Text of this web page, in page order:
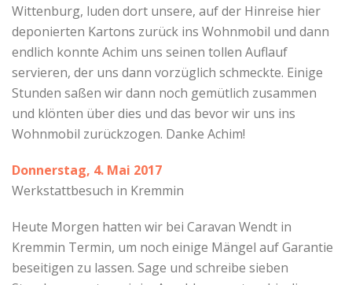
Wittenburg, luden dort unsere, auf der Hinreise hier
deponierten Kartons zurück ins Wohnmobil und dann
endlich konnte Achim uns seinen tollen Auflauf
servieren, der uns dann vorzüglich schmeckte. Einige
Stunden saßen wir dann noch gemütlich zusammen
und klönten über dies und das bevor wir uns ins
Wohnmobil zurückzogen. Danke Achim!
Donnerstag, 4. Mai 2017
Werkstattbesuch in Kremmin
Heute Morgen hatten wir bei Caravan Wendt in
Kremmin Termin, um noch einige Mängel auf Garantie
beseitigen zu lassen. Sage und schreibe sieben